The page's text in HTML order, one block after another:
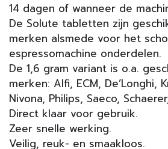
14 dagen of wanneer de
De Solute tabletten zijn
merken alsmede voor het
espressomachine onderdelen.
De 1,6 gram variant is o.a.
merken: Alfi, ECM, De’Longhi,
Nivona, Philips, Saeco,
Direct klaar voor gebruik.
Zeer snelle werking.
Veilig, reuk- en smaakloos.